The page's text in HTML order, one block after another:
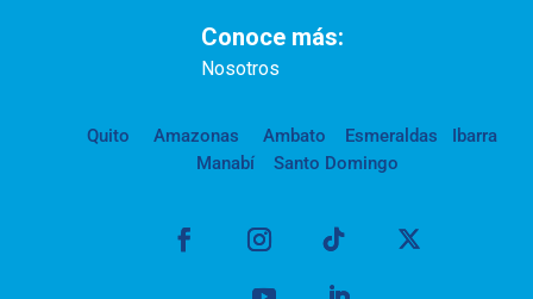
Conoce más:
Nosotros
Quito Amazonas Ambato Esmeraldas
Ibarra
Manabí
Santo Domingo